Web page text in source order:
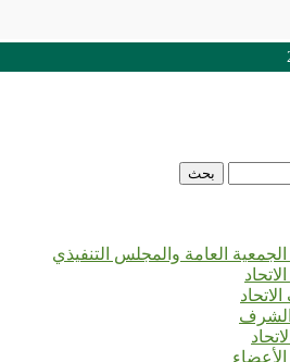
بحث
العامة والمجلس التنفيذي
الأعضاء